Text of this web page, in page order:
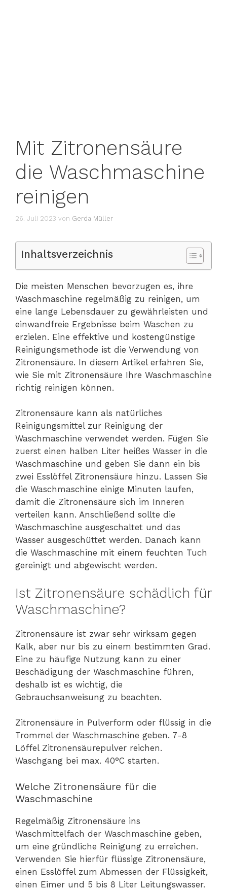
Mit Zitronensäure
die Waschmaschine
reinigen
26. Juli 2023 von Gerda Müller
Inhaltsverzeichnis
Die meisten Menschen bevorzugen es, ihre
Waschmaschine regelmäßig zu reinigen, um
eine lange Lebensdauer zu gewährleisten und
einwandfreie Ergebnisse beim Waschen zu
erzielen. Eine effektive und kostengünstige
Reinigungsmethode ist die Verwendung von
Zitronensäure. In diesem Artikel erfahren Sie,
wie Sie mit Zitronensäure Ihre Waschmaschine
richtig reinigen können.
Zitronensäure kann als natürliches
Reinigungsmittel zur Reinigung der
Waschmaschine verwendet werden. Fügen Sie
zuerst einen halben Liter heißes Wasser in die
Waschmaschine und geben Sie dann ein bis
zwei Esslöffel Zitronensäure hinzu. Lassen Sie
die Waschmaschine einige Minuten laufen,
damit die Zitronensäure sich im Inneren
verteilen kann. Anschließend sollte die
Waschmaschine ausgeschaltet und das
Wasser ausgeschüttet werden. Danach kann
die Waschmaschine mit einem feuchten Tuch
gereinigt und abgewischt werden.
Ist Zitronensäure schädlich für
Waschmaschine?
Zitronensäure ist zwar sehr wirksam gegen
Kalk, aber nur bis zu einem bestimmten Grad.
Eine zu häufige Nutzung kann zu einer
Beschädigung der Waschmaschine führen,
deshalb ist es wichtig, die
Gebrauchsanweisung zu beachten.
Zitronensäure in Pulverform oder flüssig in die
Trommel der Waschmaschine geben. 7-8
Löffel Zitronensäurepulver reichen.
Waschgang bei max. 40°C starten.
Welche Zitronensäure für die
Waschmaschine
Regelmäßig Zitronensäure ins
Waschmittelfach der Waschmaschine geben,
um eine gründliche Reinigung zu erreichen.
Verwenden Sie hierfür flüssige Zitronensäure,
einen Esslöffel zum Abmessen der Flüssigkeit,
einen Eimer und 5 bis 8 Liter Leitungswasser.